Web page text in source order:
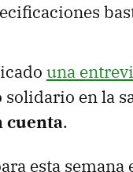
una
en la
cuenta.
esta